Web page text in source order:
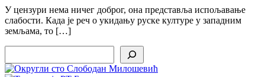
У цензури нема ничег доброг, она представља испољавање
слабости. Када је реч о укидању руске културе у западним
земљама, то […]